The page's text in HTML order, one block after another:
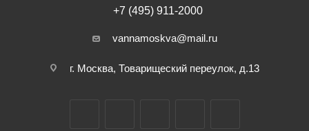
+7 (495) 911-2000
vannamoskva@mail.ru
г. Москва, Товарищеский переулок, д.13